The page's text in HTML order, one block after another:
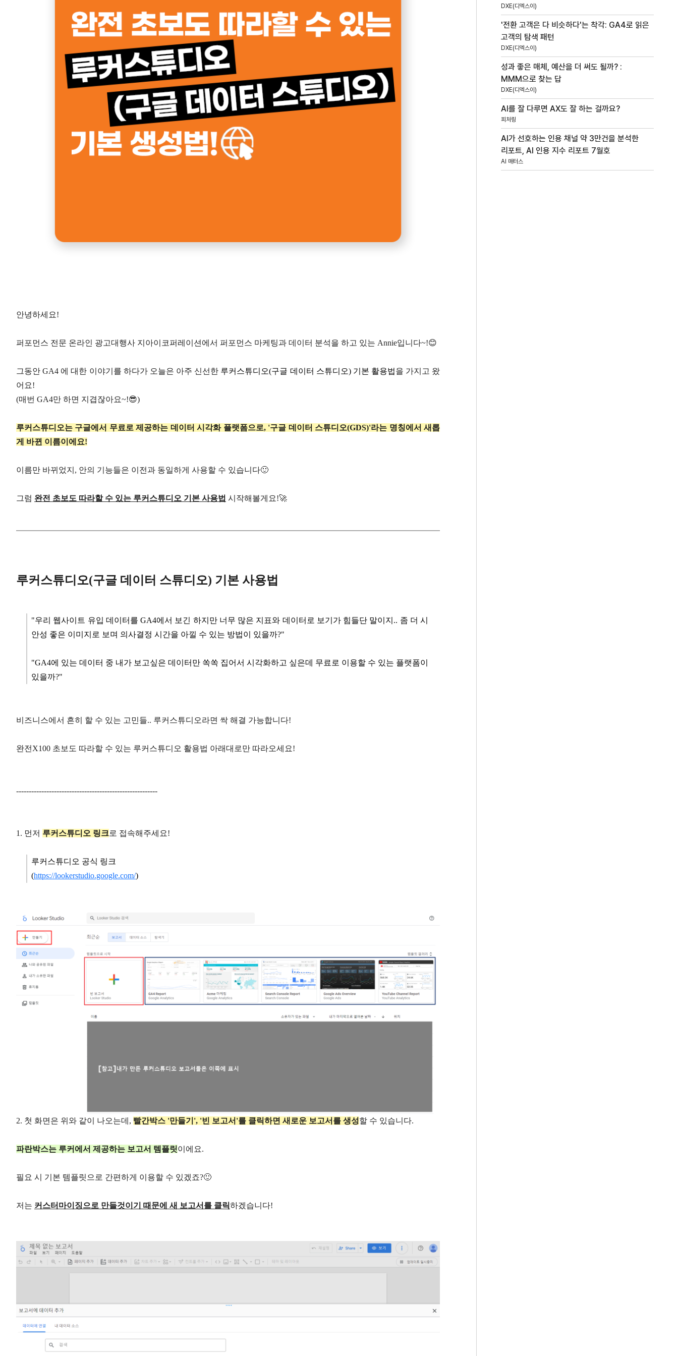
안녕하세요!
퍼포먼스 전문 온라인 광고대행사 지아이코퍼레이션에서 퍼포먼스 마케팅과 데이터 분석을 하고 있는 Annie입니다~!😊
​그동안 GA4 에 대한 이야기를 하다가 오늘은 아주 신선한 루커스튜디오(구글 데이터 스튜디오) 기본 활용법을 가지고 왔
어요!
(매번 GA4만 하면 지겹잖아요~!😎)
루커스튜디오는 구글에서 무료로 제공하는 데이터 시각화 플랫폼으로, '구글 데이터 스튜디오(GDS)'라는 명칭에서 새롭
게 바뀐 이름이에요!
이름만 바뀌었지, 안의 기능들은 이전과 동일하게 사용할 수 있습니다🙂
그럼 완전 초보도 따라할 수 있는 루커스튜디오 기본 사용법 시작해볼게요!🚀
루커스튜디오(구글 데이터 스튜디오) 기본 사용법
"우리 웹사이트 유입 데이터를 GA4에서 보긴 하지만 너무 많은 지표와 데이터로 보기가 힘들단 말이지.. 좀 더 시
안성 좋은 이미지로 보며 의사결정 시간을 아낄 수 있는 방법이 있을까?"
"GA4에 있는 데이터 중 내가 보고싶은 데이터만 쏙쏙 집어서 시각화하고 싶은데 무료로 이용할 수 있는 플랫폼이
있을까?"
비즈니스에서 흔히 할 수 있는 고민들.. 루커스튜디오라면 싹 해결 가능합니다!
완전X100 초보도 따라할 수 있는 루커스튜디오 활용법 아래대로만 따라오세요!
--------------------------------------------------------
1. 먼저 루커스튜디오 링크로 접속해주세요!
​루커스튜디오 공식 링크
(https://lookerstudio.google.com/)
2. 첫 화면은 위와 같이 나오는데, 빨간박스 '만들기', '빈 보고서'를 클릭하면 새로운 보고서를 생성할 수 있습니다.
파란박스는 루커에서 제공하는 보고서 템플릿​이에요.
필요 시 기본 템플릿으로 간편하게 이용할 수 있겠죠?🙂
저는 커스터마이징으로 만들것이기 때문에 새 보고서를 클릭하겠습니다!
DXE(디엑스이)
'전환 고객은 다 비슷하다'는 착각: GA4로 읽은
고객의 탐색 패턴
DXE(디엑스이)
성과 좋은 매체, 예산을 더 써도 될까? :
MMM으로 찾는 답
DXE(디엑스이)
AI를 잘 다루면 AX도 잘 하는 걸까요?
피처링
AI가 선호하는 인용 채널 약 3만건을 분석한
리포트, AI 인용 지수 리포트 7월호
AI 매터스